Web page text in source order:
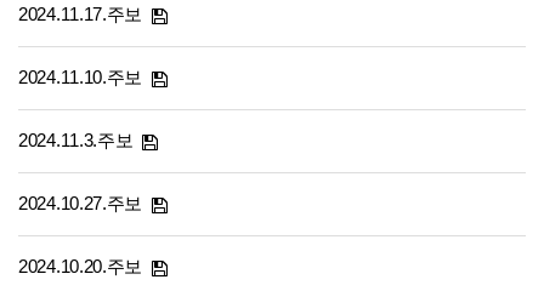
2024.11.17.주보
2024.11.10.주보
2024.11.3.주보
2024.10.27.주보
2024.10.20.주보